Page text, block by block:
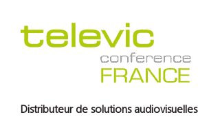
Distributeur de solutions audiovisuelles